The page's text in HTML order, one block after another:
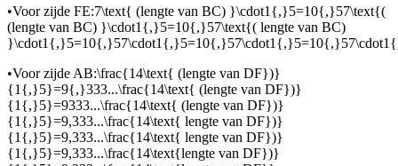
•Voor zijde FE:7\text{ (lengte van BC) }\cdot1{,}5=10{,}57\text{(
(lengte van BC) }\cdot1{,}5=10{,}57\text{( lengte van BC)
•Voor zijde AB:\frac{14\text{ (lengte van DF})}
{1{,}5}=9{,}333...\frac{14\text{ (lengte van DF})}
{1{,}5}=9333...\frac{14\text{ (lengte van DF})}
{1{,}5}=9,333...\frac{14\text{ lengte van DF})}
{1{,}5}=9,333...\frac{14\text{ lengte van DF})}
{1{,}5}=9,333...\frac{14\text{lengte van DF})}